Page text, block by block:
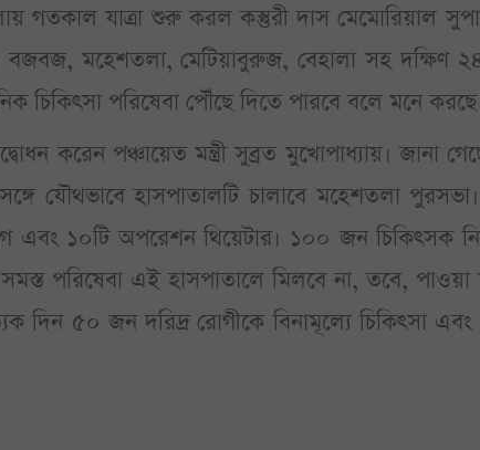
গতকাল যাত্রা শুরু করল কস্তুরী দাস মেমোরিয়াল
মহেশতলা, মেটিয়াবুরুজ, বেহালা সহ দক্ষিণ ২৪
চিকিৎসা পরিষেবা পৌঁছে দিতে পারবে বলে মনে করছে
করেন পঞ্চায়েত মন্ত্রী সুব্রত মুখোপাধ্যায়। জানা
সঙ্গে যৌথভাবে হাসপাতালটি চালাবে মহেশতলা
এবং ১০টি অপরেশন থিয়েটার। ১০০ জন
পরিষেবা এই হাসপাতালে মিলবে না, তবে, পাওয়া
দিন ৫০ জন দরিদ্র রোগীকে বিনামূল্যে চিকিৎসা